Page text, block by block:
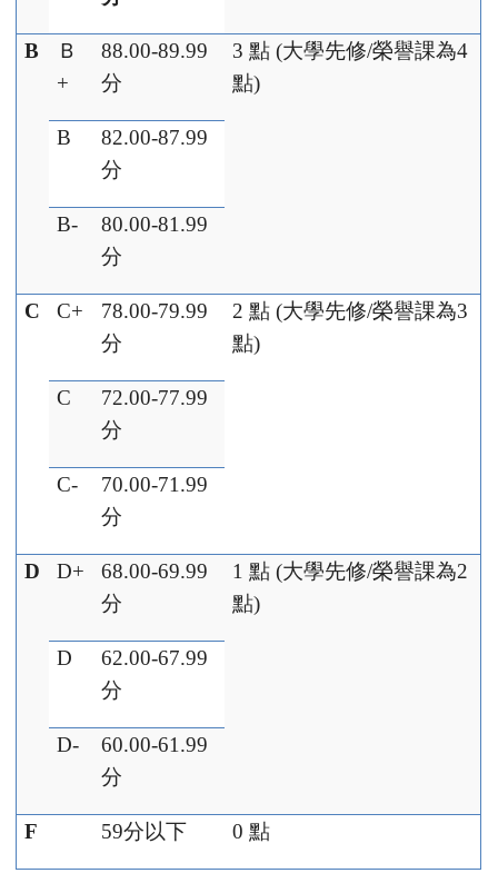
B
Ｂ
+
88.00-89.99
分
3點 (大學先修/榮譽課為4
點)
B
82.00-87.99
分
B-
80.00-81.99
分
C C+
78.00-79.99
分
2點 (大學先修/榮譽課為3
點)
C
72.00-77.99
分
C-
70.00-71.99
分
D D+
68.00-69.99
分
1點 (大學先修/榮譽課為2
點)
D
62.00-67.99
分
D-
60.00-61.99
分
F 59分以下 0點